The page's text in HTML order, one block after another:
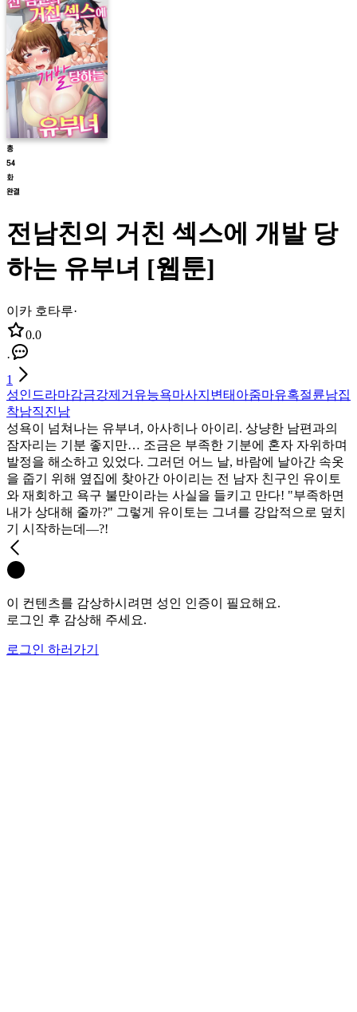
전남친의 거친 섹스에 개발 당
하는 유부녀 [웹툰]
이카 호타루·
0.0
·
1
성인 드라마감금강제 거유능욕마사지 변태 아줌마유혹절륜남집
착남직진남
성욕이 넘쳐나는 유부녀, 아사히나 아이리. 상냥한 남편과의
잠자리는 기분 좋지만… 조금은 부족한 기분에 혼자 자위하며
발정을 해소하고 있었다. 그러던 어느 날, 바람에 날아간 속옷
을 줍기 위해 옆집에 찾아간 아이리는 전 남자 친구인 유이토
와 재회하고 욕구 불만이라는 사실을 들키고 만다! "부족하면
내가 상대해 줄까?" 그렇게 유이토는 그녀를 강압적으로 덮치
기 시작하는데―?!
이 컨텐츠를 감상하시려면 성인 인증이 필요해요.
로그인 후 감상해 주세요.
로그인 하러가기